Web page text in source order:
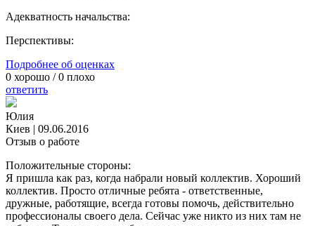
Адекватность начальства:
Перспективы:
Подробнее об оценках
0 хорошо /0 плохо
ответить
Юлия
Киев | 09.06.2016
Отзыв о работе
Положительные стороны:
Я пришла как раз, когда набрали новый коллектив. Хороший
коллектив. Просто отличные ребята - ответственные,
дружные, работящие, всегда готовы помочь, действительно
профессионалы своего дела. Сейчас уже никто из них там не